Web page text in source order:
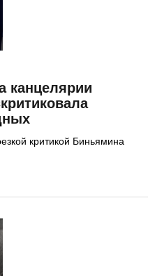
канцелярии
критикой Биньямина